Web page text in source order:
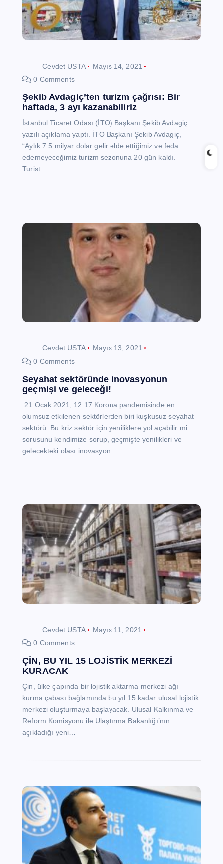
Cevdet USTA
Mayıs 14, 2021
0 Comments
Şekib Avdagiç’ten turizm çağrısı: Bir
haftada, 3 ayı kazanabiliriz
İstanbul Ticaret Odası (İTO) Başkanı Şekib Avdagiç
yazılı açıklama yaptı. İTO Başkanı Şekib Avdagiç,
“Aylık 7.5 milyar dolar gelir elde ettiğimiz ve feda
edemeyeceğimiz turizm sezonuna 20 gün kaldı.
Turist…
Cevdet USTA
Mayıs 13, 2021
0 Comments
Seyahat sektöründe inovasyonun
geçmişi ve geleceği!
21 Ocak 2021, 12:17 Korona pandemisinde en
olumsuz etkilenen sektörlerden biri kuşkusuz seyahat
sektörü. Bu kriz sektör için yeniliklere yol açabilir mi
sorusunu kendimize sorup, geçmişte yenilikleri ve
gelecekteki olası inovasyon…
Cevdet USTA
Mayıs 11, 2021
0 Comments
ÇİN, BU YIL 15 LOJİSTİK MERKEZİ
KURACAK
Çin, ülke çapında bir lojistik aktarma merkezi ağı
kurma çabası bağlamında bu yıl 15 kadar ulusal lojistik
merkezi oluşturmaya başlayacak. Ulusal Kalkınma ve
Reform Komisyonu ile Ulaştırma Bakanlığı’nın
açıkladığı yeni…